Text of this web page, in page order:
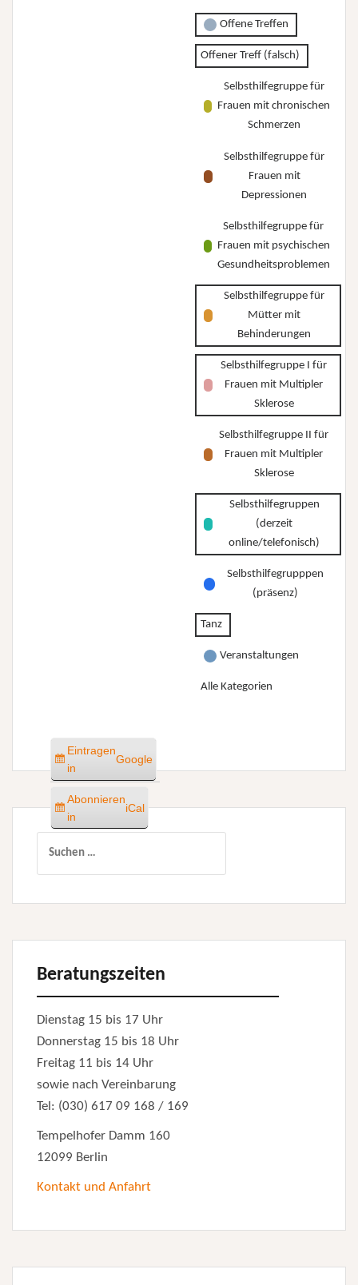
Offene Treffen
Offener Treff (falsch)
Selbsthilfegruppe für
Frauen mit chronischen
Schmerzen
Selbsthilfegruppe für
Frauen mit
Depressionen
Selbsthilfegruppe für
Frauen mit psychischen
Gesundheitsproblemen
Selbsthilfegruppe für
Mütter mit
Behinderungen
Selbsthilfegruppe I für
Frauen mit Multipler
Sklerose
Selbsthilfegruppe II für
Frauen mit Multipler
Sklerose
Selbsthilfegruppen
(derzeit
online/telefonisch)
Selbsthilfegrupppen
(präsenz)
Tanz
Veranstaltungen
Alle Kategorien
Eintragen
in
Google
Abonnieren
in
iCal
Beratungszeiten
Dienstag 15 bis 17 Uhr
Donnerstag 15 bis 18 Uhr
Freitag 11 bis 14 Uhr
sowie nach Vereinbarung
Tel: (030) 617 09 168 / 169
Tempelhofer Damm 160
12099 Berlin
Kontakt und Anfahrt